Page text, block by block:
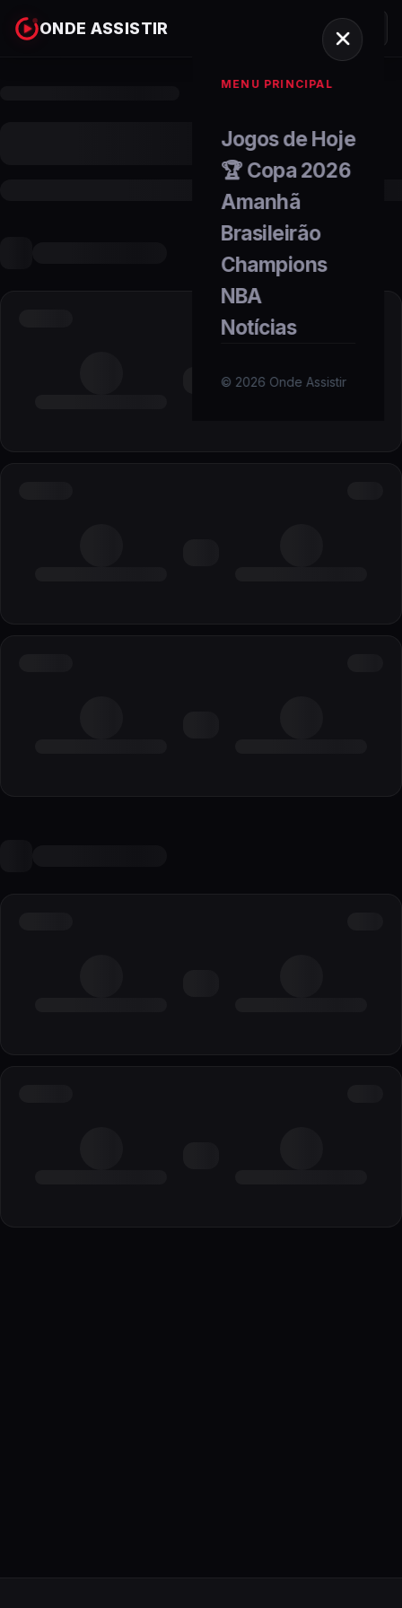
ONDE ASSISTIR
MENU PRINCIPAL
Jogos de Hoje
🏆 Copa 2026
Amanhã
Brasileirão
Champions
NBA
Notícias
© 2026 Onde Assistir